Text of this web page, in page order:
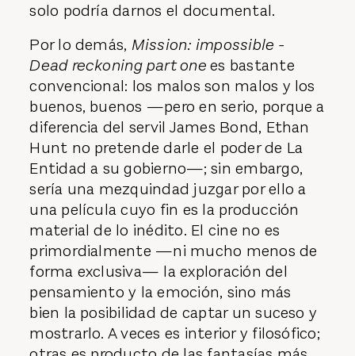
solo podría darnos el documental.
Por lo demás, Mission: impossible -
Dead reckoning part onees bastante
convencional: los malos son malos y los
buenos, buenos —pero en serio, porque a
diferencia del servil James Bond, Ethan
Hunt no pretende darle el poder de La
Entidad a su gobierno—; sin embargo,
sería una mezquindad juzgar por ello a
una película cuyo fin es la producción
material de lo inédito. El cine no es
primordialmente —ni mucho menos de
forma exclusiva— la exploración del
pensamiento y la emoción, sino más
bien la posibilidad de captar un suceso y
mostrarlo. A veces es interior y filosófico;